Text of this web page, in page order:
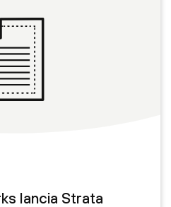
lancia Strata